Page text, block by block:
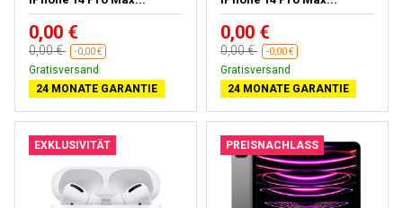
0,00 €
0,00 € -0,00 €
Gratisversand
24 MONATE GARANTIE
0,00 €
0,00 € -0,00 €
Gratisversand
24 MONATE GARANTIE
EXKLUSIVITÄT PREISNACHLASS